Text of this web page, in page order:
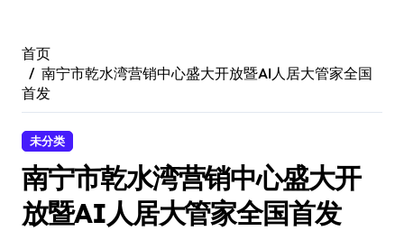
首页
南宁市乾水湾营销中心盛大开放暨AI人居大管家全国
首发
未分类
南宁市乾水湾营销中心盛大开
放暨AI人居大管家全国首发